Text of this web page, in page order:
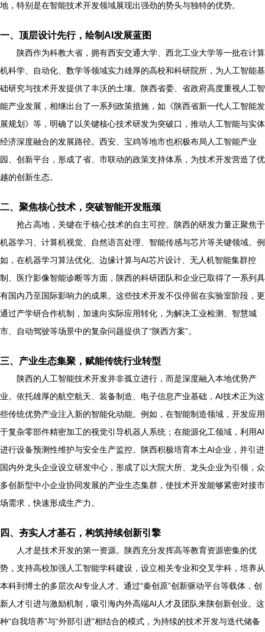
地，特别是在智能技术开发领域展现出强劲的势头与独特的优势。
一、顶层设计先行，绘制AI发展蓝图
陕西作为科教大省，拥有西安交通大学、西北工业大学等一批在计算
机科学、自动化、数学等领域实力雄厚的高校和科研院所，为人工智能基
础研究与技术开发提供了丰沃的土壤。陕西省委、省政府高度重视人工智
能产业发展，相继出台了一系列政策措施，如《陕西省新一代人工智能发
展规划》等，明确了以关键核心技术研发为突破口，推动人工智能与实体
经济深度融合的发展路径。西安、宝鸡等地市也积极布局人工智能产业
园、创新平台，形成了省、市联动的政策支持体系，为技术开发营造了优
越的创新生态。
二、聚焦核心技术，突破智能开发瓶颈
抢占高地，关键在于核心技术的自主可控。陕西的研发力量正聚焦于
机器学习、计算机视觉、自然语言处理、智能传感与芯片等关键领域。例
如，在机器学习算法优化、边缘计算与AI芯片设计、无人机智能集群控
制、医疗影像智能诊断等方面，陕西的科研团队和企业已取得了一系列具
有国内乃至国际影响力的成果。这些技术开发不仅停留在实验室阶段，更
通过产学研合作机制，加速向实际应用转化，为解决工业检测、智慧城
市、自动驾驶等场景中的复杂问题提供了“陕西方案”。
三、产业生态集聚，赋能传统行业转型
陕西的人工智能技术开发并非孤立进行，而是深度融入本地优势产
业。依托雄厚的航空航天、装备制造、电子信息产业基础，AI技术正为这
些传统优势产业注入新的智能化动能。例如，在智能制造领域，开发应用
于复杂零部件精密加工的视觉引导机器人系统；在能源化工领域，利用AI
进行设备预测性维护与安全生产监控。陕西积极培育本土AI企业，并引进
国内外龙头企业设立研发中心，形成了以大院大所、龙头企业为引领，众
多创新型中小企业协同发展的产业生态集群，使技术开发能够紧密对接市
场需求，快速形成生产力。
四、夯实人才基石，构筑持续创新引擎
人才是技术开发的第一资源。陕西充分发挥高等教育资源密集的优
势，支持高校加强人工智能学科建设，设立相关专业和交叉学科，培养从
本科到博士的多层次AI专业人才。通过“秦创原”创新驱动平台等载体，创
新人才引进与激励机制，吸引海内外高端AI人才及团队来陕创新创业。这
种“自我培养”与“外部引进”相结合的模式，为持续的技术开发与迭代储备